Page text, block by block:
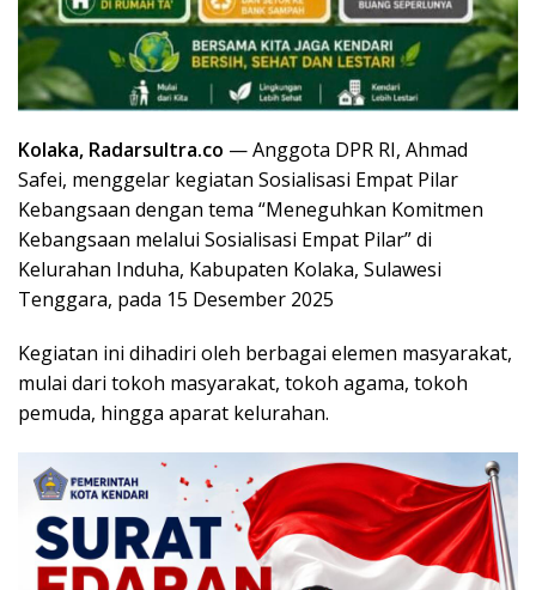
Kolaka, Radarsultra.co — Anggota DPR RI, Ahmad
Safei, menggelar kegiatan Sosialisasi Empat Pilar
Kebangsaan dengan tema “Meneguhkan Komitmen
Kebangsaan melalui Sosialisasi Empat Pilar” di
Kelurahan Induha, Kabupaten Kolaka, Sulawesi
Tenggara, pada 15 Desember 2025
Kegiatan ini dihadiri oleh berbagai elemen masyarakat,
mulai dari tokoh masyarakat, tokoh agama, tokoh
pemuda, hingga aparat kelurahan.